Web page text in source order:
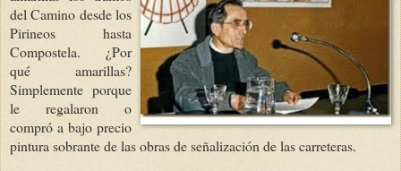
del Camino desde los
Pirineos hasta
Compostela. ¿Por
qué amarillas?
Simplemente porque
le regalaron o
compró a bajo precio
pintura sobrante de las obras de señalización de las carreteras.